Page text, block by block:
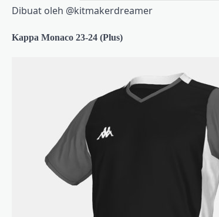
Dibuat oleh @kitmakerdreamer
Kappa Monaco 23-24 (Plus)